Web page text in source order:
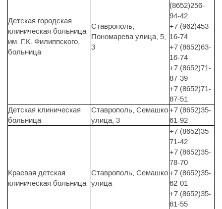
Детская городская
клиническая больница
им. Г.К. Филиппского,
больница
Ставрополь,
Пономарева улица, 5,
3
(8652)256-
94-42
+7 (962)453-
16-74
+7 (8652)63-
16-74
+7 (8652)71-
87-39
+7 (8652)71-
87-51
Детская клиническая
больница
Ставрополь, Семашко
улица, 3
+7 (8652)35-
61-92
Краевая детская
клиническая больница
Ставрополь, Семашко
улица
+7 (8652)35-
71-42
+7 (8652)35-
78-70
+7 (8652)35-
62-01
+7 (8652)35-
61-55